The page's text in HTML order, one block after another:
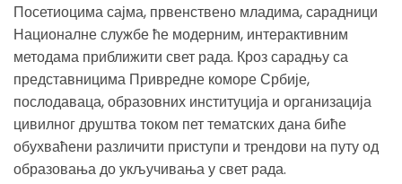
Посетиоцима сајма, првенствено младима, сарадници
Националне службе ће модерним, интерактивним
методама приближити свет рада. Кроз сарадњу са
представницима Привредне коморе Србије,
послодаваца, образовних институција и организација
цивилног друштва током пет тематских дана биће
обухваћени различити приступи и трендови на путу од
образовања до укључивања у свет рада.